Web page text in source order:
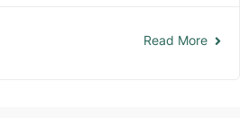
Read More